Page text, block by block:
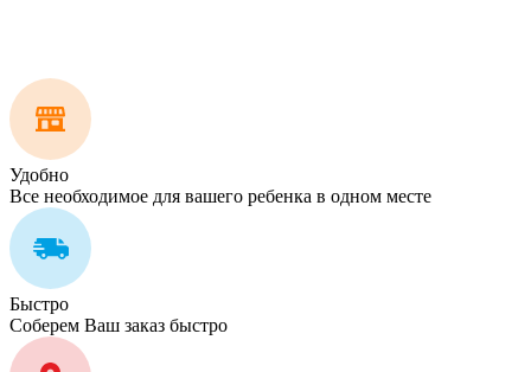
Удобно
Все необходимое для вашего ребенка в одном месте
Быстро
Соберем Ваш заказ быстро